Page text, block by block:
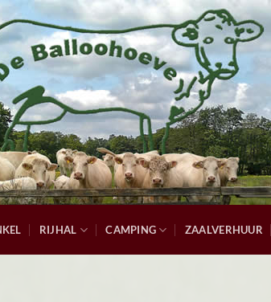
RIJHAL CAMPING ZAALVERHUUR